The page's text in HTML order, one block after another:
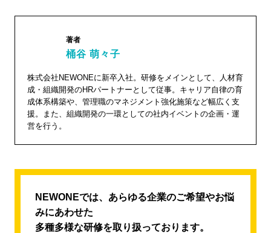
桶谷
萌々子"
width="1
04"
height="
著者
桶谷 萌々子
株式会社NEWONEに新卒入社。研修をメインとして、人材育
成・組織開発のHRパートナーとして従事。キャリア自律の育
成体系構築や、管理職のマネジメント強化施策など幅広く支
援。また、組織開発の一環としての社内イベントの企画・運
営を行う。
NEWONEでは、あらゆる企業のご希望やお悩
みにあわせた
多種多様な研修を取り扱っております。